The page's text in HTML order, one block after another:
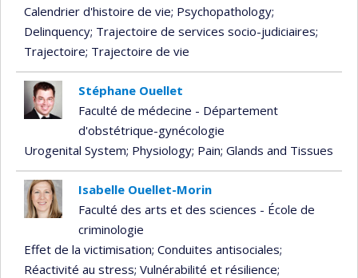
Calendrier d'histoire de vie; Psychopathology;
Delinquency; Trajectoire de services socio-judiciaires;
Trajectoire; Trajectoire de vie
Stéphane Ouellet
Faculté de médecine - Département
d'obstétrique-gynécologie
Urogenital System; Physiology; Pain; Glands and Tissues
Isabelle Ouellet-Morin
Faculté des arts et des sciences - École de
criminologie
Effet de la victimisation; Conduites antisociales;
Réactivité au stress; Vulnérabilité et résilience;